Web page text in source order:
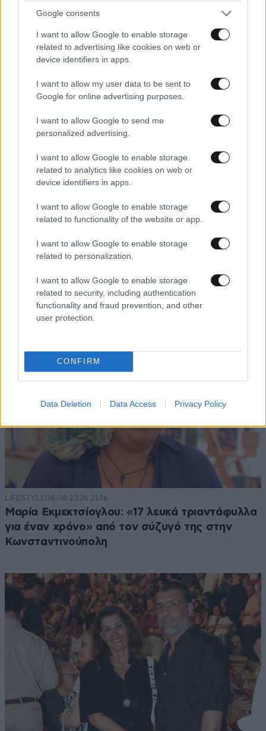
Google consents
I want to allow Google to enable storage
related to advertising like cookies on web or
device identifiers in apps.
I want to allow my user data to be sent to
Google for online advertising purposes.
I want to allow Google to send me
personalized advertising.
I want to allow Google to enable storage
related to analytics like cookies on web or
device identifiers in apps.
I want to allow Google to enable storage
related to functionality of the website or app.
I want to allow Google to enable storage
related to personalization.
I want to allow Google to enable storage
related to security, including authentication
functionality and fraud prevention, and other
user protection.
CONFIRM
Data Deletion Data Access Privacy Policy
LIFESTYLE08·08·2026 21:36
Μαρία Εκμεκτσίογλου: «17 λευκά τριαντάφυλλα
για έναν χρόνο» από τον σύζυγό της στην
Κωνσταντινούπολη